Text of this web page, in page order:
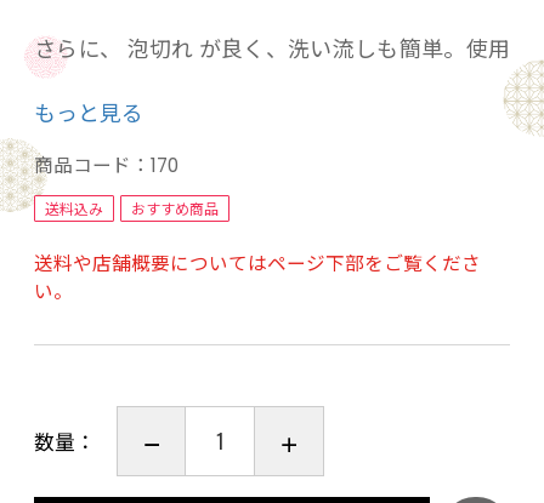
さらに、 泡切れ が良く、洗い流しも簡単。使用
後に残りがちなヌルつきやべたつきもなく、 さ
っぱり とした使用感が得られます。泡で出るか
らきれいが簡単。洗い上がりの 爽やか さをお楽
しみください。
香りは 天然100% の精油 のみ。 爽やか な香りが
手洗いの時を彩ります。
児 や 子供 でも安心。
家庭用 としてはもちろん、 保育園 介護施設 病
もっと見る
商品コード： 170
送料込み おすすめ商品
送料や店舗概要についてはページ下部をご覧くださ
い。
数量：